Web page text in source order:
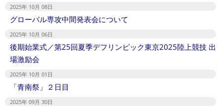
2025年 10月 08日
グローバル専攻中間発表会について
2025年 10月 06日
後期始業式／第25回夏季デフリンピック東京2025陸上競技 出
場激励会
2025年 10月 01日
「青南祭」２日目
2025年 09月 30日